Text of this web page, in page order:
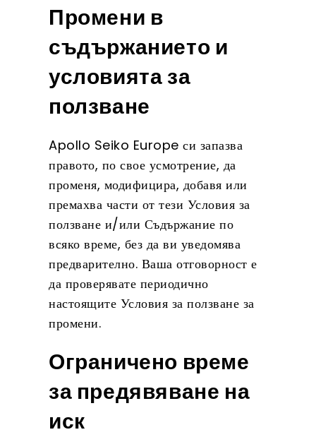
Промени в
съдържанието и
условията за
ползване
Apollo Seiko Europe си запазва
правото, по свое усмотрение, да
променя, модифицира, добавя или
премахва части от тези Условия за
ползване и/или Съдържание по
всяко време, без да ви уведомява
предварително. Ваша отговорност е
да проверявате периодично
настоящите Условия за ползване за
промени.
Ограничено време
за предявяване на
иск